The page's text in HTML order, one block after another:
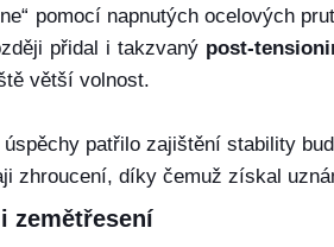
pomocí napnutých ocelových
přidal i takzvaný post-
větší volnost.
patřilo zajištění stability
zhroucení, díky čemuž získal
zemětřesení